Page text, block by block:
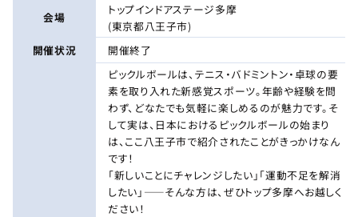
会場
トップインドアステージ多摩
(東京都八王子市)
開催状況
開催終了
ピックルボールは、テニス・バドミントン・卓球の要
素を取り入れた新感覚スポーツ。年齢や経験を問
わず、どなたでも気軽に楽しめるのが魅力です。そ
して実は、日本におけるピックルボールの始まり
は、ここ八王子市で紹介されたことがきっかけなん
です！
「新しいことにチャレンジしたい」「運動不足を解消
したい」——そんな方は、ぜひトップ多摩へお越しく
ださい！